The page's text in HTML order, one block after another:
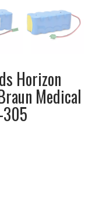
Horizon
Medical